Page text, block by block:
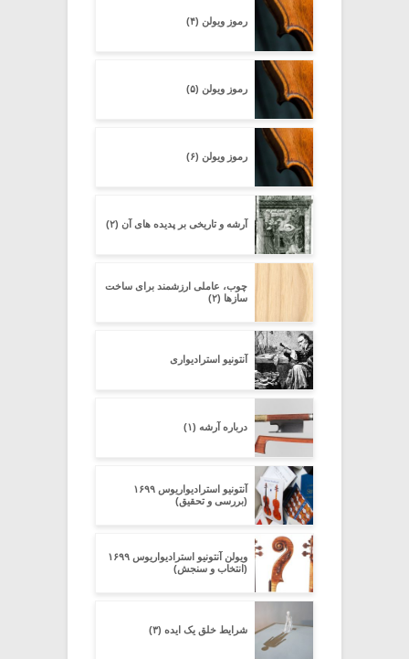
رموز ویولن (۴)
رموز ویولن (۵)
رموز ویولن (۶)
آرشه و تاریخی بر پدیده های آن (۲)
چوب، عاملی ارزشمند برای ساخت
سازها (۲)
آنتونیو استرادیواری
درباره آرشه (۱)
آنتونیو استرادیواریوس ۱۶۹۹
(بررسی و تحقیق)
ویولن آنتونیو استرادیواریوس ۱۶۹۹
(انتخاب و سنجش)
شرایط خلق یک ایده (۳)